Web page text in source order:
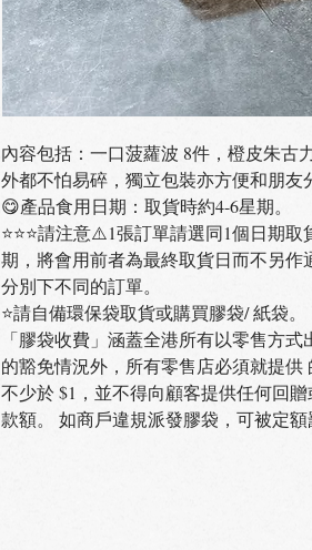
內容包括：一口菠蘿波 8件，橙皮朱古
外都不怕易碎，獨立包裝亦方便和朋友
😋產品食用日期：取貨時約4-6星期。
⭐️⭐️⭐️請注意⚠️1張訂單請選同1個日期
期，將會用前者為最終取貨日而不另
分別下不同的訂單。
⭐️請自備環保袋取貨或購買膠袋/ 紙袋。
「膠袋收費」涵蓋全港所有以零售方
的豁免情況外，所有零售店必須就提供
不少於 $1，並不得向顧客提供任何回
款額。 如商戶違規派發膠袋，可被定額